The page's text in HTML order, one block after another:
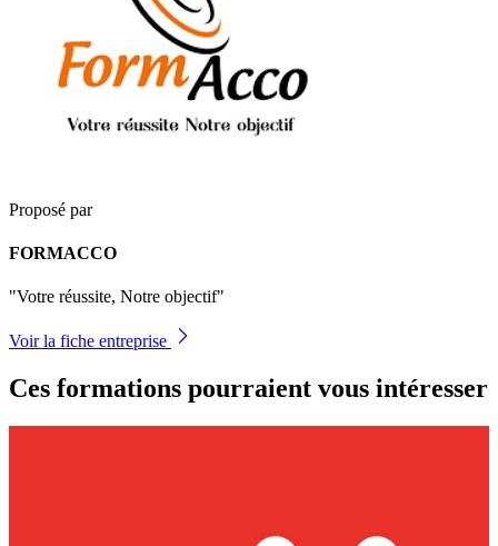
Proposé par
FORMACCO
"Votre réussite, Notre objectif"
Voir la fiche entreprise
Ces formations pourraient vous intéresser